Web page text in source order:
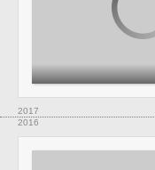
2017
2016